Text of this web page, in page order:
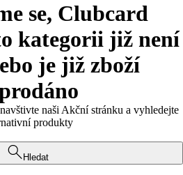
se, Clubcard
kategorii již není
je již zboží
naši Akční stránku a vyhledejte
produkty
Hledat